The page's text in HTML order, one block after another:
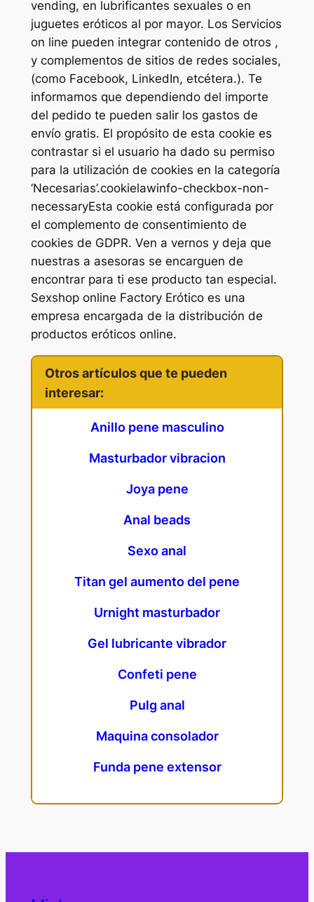
vending, en lubrificantes sexuales o en
juguetes eróticos al por mayor. Los Servicios
on line pueden integrar contenido de otros ,
y complementos de sitios de redes sociales,
(como Facebook, LinkedIn, etcétera.). Te
informamos que dependiendo del importe
del pedido te pueden salir los gastos de
envío gratis. El propósito de esta cookie es
contrastar si el usuario ha dado su permiso
para la utilización de cookies en la categoría
‘Necesarias’.cookielawinfo-checkbox-non-
necessaryEsta cookie está configurada por
el complemento de consentimiento de
cookies de GDPR. Ven a vernos y deja que
nuestras a asesoras se encarguen de
encontrar para ti ese producto tan especial.
Sexshop online Factory Erótico es una
empresa encargada de la distribución de
productos eróticos online.
Otros artículos que te pueden
interesar:
Anillo pene masculino
Masturbador vibracion
Joya pene
Anal beads
Sexo anal
Titan gel aumento del pene
Urnight masturbador
Gel lubricante vibrador
Confeti pene
Pulg anal
Maquina consolador
Funda pene extensor